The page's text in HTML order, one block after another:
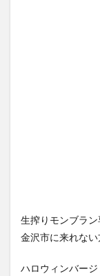
生搾りモンブラン
金沢市に来れな
ハロウィンバー